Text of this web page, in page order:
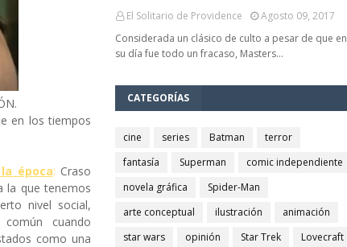
en los tiempos
época: Craso
la que tenemos
nivel social,
cuando
como una
El Solitario de Providence
Agosto 09, 2017
Considerada un clásico de culto a pesar de que en
su día fue todo un fracaso, Masters…
CATEGORÍAS
cine series Batman
terror
fantasía
Superman
comic independiente
novela gráfica
Spider-Man
arte conceptual
ilustración
animación
star wars
opinión Star Trek
Lovecraft